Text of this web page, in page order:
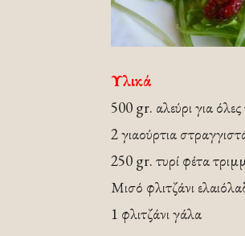
Υλικά
500 gr. αλεύρι για όλες
2 γιαούρτια
250 gr. τυρί φέτα
Μισό φλιτζάνι
1 φλιτζάνι γάλα